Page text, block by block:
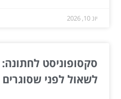
יונ 10, 2026
סקסופוניסט
לשאול לפני